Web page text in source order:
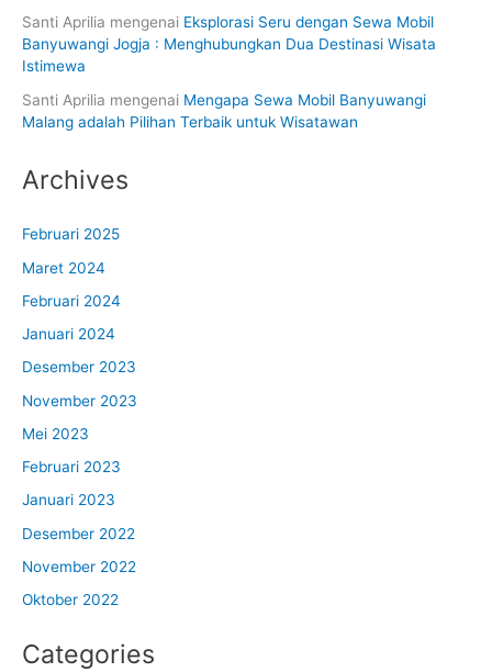
Santi Aprilia mengenai Eksplorasi Seru dengan Sewa Mobil
Banyuwangi Jogja : Menghubungkan Dua Destinasi Wisata
Istimewa
Santi Aprilia mengenai Mengapa Sewa Mobil Banyuwangi
Malang adalah Pilihan Terbaik untuk Wisatawan
Archives
Februari 2025
Maret 2024
Februari 2024
Januari 2024
Desember 2023
November 2023
Mei 2023
Februari 2023
Januari 2023
Desember 2022
November 2022
Oktober 2022
Categories